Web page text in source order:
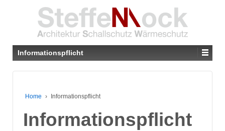
Informationspflicht
Home › Informationspflicht
Informationspflicht